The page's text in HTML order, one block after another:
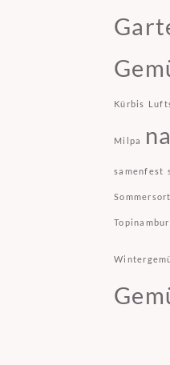
Kürbis
Milpa
samenfest
Topinambur